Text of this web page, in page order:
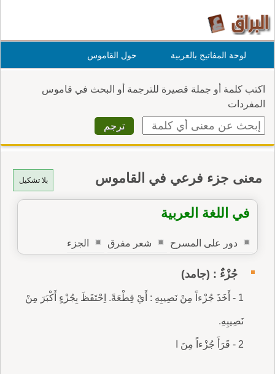
لوحة المفاتيح بالعربية حول القاموس
اكتب كلمة أو جملة قصيرة للترجمة أو البحث في قاموس
المفردات
بلا تشكيل معنى جزء فرعي في القاموس
في اللغة العربية
دور على المسرح شعر مفرق الجزء
جُزْءٌ : (جامد)
1 - أَخَذَ جُزْءاً مِنْ نَصِيبِهِ : أَيْ قِطْعَةً. اِحْتَفَظَ بِجُزْءٍ أَكْبَرَ مِنْ
نَصِيبِهِ.
2 - قَرَأَ جُزْءاً مِنَ ا